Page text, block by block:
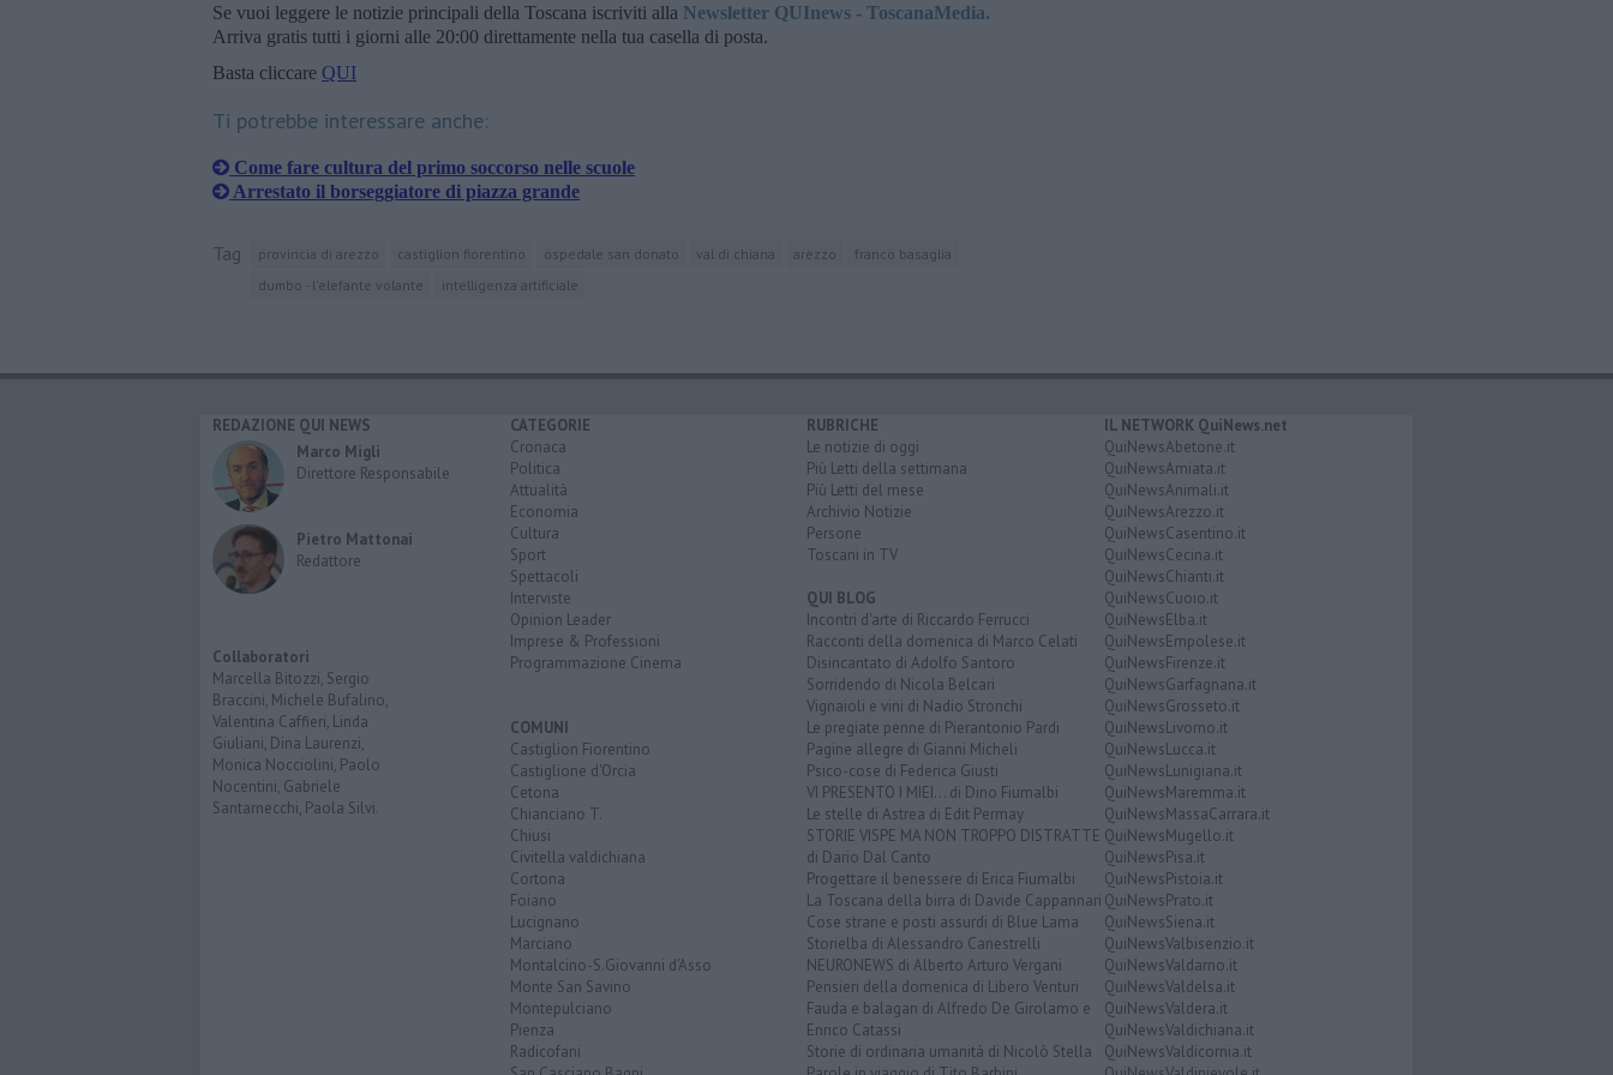
Se vuoi leggere le notizie principali della Toscana iscriviti alla Newsletter QUInews - ToscanaMedia.
Arriva gratis tutti i giorni alle 20:00 direttamente nella tua casella di posta.
Basta cliccare QUI
Ti potrebbe interessare anche:
Come fare cultura del primo soccorso nelle scuole
Arrestato il borseggiatore di piazza grande
Tag provincia di arezzo castiglion fiorentino ospedale san donato val di chiana arezzo
franco basaglia
dumbo - l'elefante volante
intelligenza artificiale
REDAZIONE QUI NEWS
Marco Migli
Direttore Responsabile
Pietro Mattonai
Redattore
Collaboratori
Marcella Bitozzi, Sergio
Braccini, Michele Bufalino,
Valentina Caffieri, Linda
Giuliani, Dina Laurenzi,
Monica Nocciolini, Paolo
Nocentini, Gabriele
Santarnecchi, Paola Silvi.
CATEGORIE
Cronaca
Politica
Attualità
Economia
Cultura
Sport
Spettacoli
Interviste
Opinion Leader
Imprese & Professioni
Programmazione Cinema
COMUNI
Castiglion Fiorentino
Castiglione d'Orcia
Cetona
Chianciano T.
Chiusi
Civitella valdichiana
Cortona
Foiano
Lucignano
Marciano
Montalcino-S.Giovanni d'Asso
Monte San Savino
Montepulciano
Pienza
Radicofani
RUBRICHE
Le notizie di oggi
Più Letti della settimana
Più Letti del mese
Archivio Notizie
Persone
Toscani in TV
QUI BLOG
Incontri d'arte di Riccardo Ferrucci
Racconti della domenica di Marco Celati
Disincantato di Adolfo Santoro
Sorridendo di Nicola Belcari
Vignaioli e vini di Nadio Stronchi
Le pregiate penne di Pierantonio Pardi
Pagine allegre di Gianni Micheli
Psico-cose di Federica Giusti
VI PRESENTO I MIEI... di Dino Fiumalbi
Le stelle di Astrea di Edit Permay
STORIE VISPE MA NON TROPPO DISTRATTE
di Dario Dal Canto
Progettare il benessere di Erica Fiumalbi
La Toscana della birra di Davide Cappannari
Cose strane e posti assurdi di Blue Lama
Storielba di Alessandro Canestrelli
NEURONEWS di Alberto Arturo Vergani
Pensieri della domenica di Libero Venturi
Fauda e balagan di Alfredo De Girolamo e
Enrico Catassi
Storie di ordinaria umanità di Nicolò Stella
IL NETWORK QuiNews.net
QuiNewsAbetone.it
QuiNewsAmiata.it
QuiNewsAnimali.it
QuiNewsArezzo.it
QuiNewsCasentino.it
QuiNewsCecina.it
QuiNewsChianti.it
QuiNewsCuoio.it
QuiNewsElba.it
QuiNewsEmpolese.it
QuiNewsFirenze.it
QuiNewsGarfagnana.it
QuiNewsGrosseto.it
QuiNewsLivorno.it
QuiNewsLucca.it
QuiNewsLunigiana.it
QuiNewsMaremma.it
QuiNewsMassaCarrara.it
QuiNewsMugello.it
QuiNewsPisa.it
QuiNewsPistoia.it
QuiNewsPrato.it
QuiNewsSiena.it
QuiNewsValbisenzio.it
QuiNewsValdarno.it
QuiNewsValdelsa.it
QuiNewsValdera.it
QuiNewsValdichiana.it
QuiNewsValdicornia.it